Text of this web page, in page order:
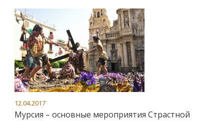
12.04.2017
Мурсия – основные мероприятия Страстной